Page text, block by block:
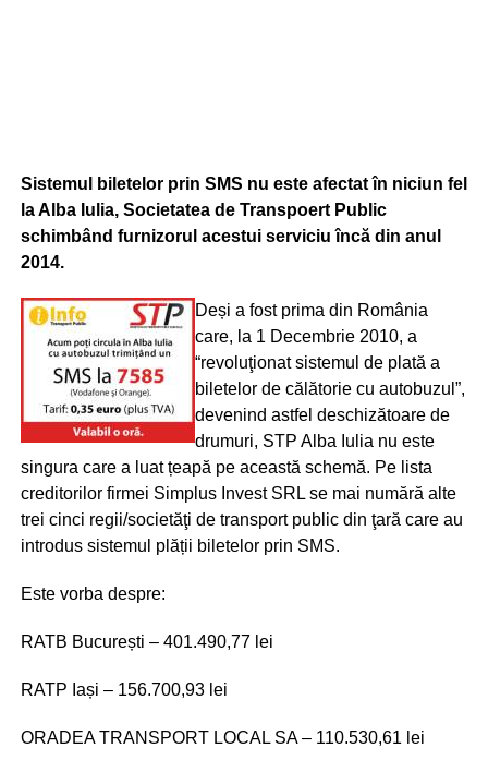
Sistemul biletelor prin SMS nu este afectat în niciun fel
la Alba Iulia, Societatea de Transpoert Public
schimbând furnizorul acestui serviciu încă din anul
2014.
Deși a fost prima din România
care, la 1 Decembrie 2010, a
“revoluţionat sistemul de plată a
biletelor de călătorie cu autobuzul”,
devenind astfel deschizătoare de
drumuri, STP Alba Iulia nu este
singura care a luat țeapă pe această schemă. Pe lista
creditorilor firmei Simplus Invest SRL se mai numără alte
trei cinci regii/societăţi de transport public din ţară care au
introdus sistemul plății biletelor prin SMS.
Este vorba despre:
RATB București – 401.490,77 lei
RATP Iași – 156.700,93 lei
ORADEA TRANSPORT LOCAL SA – 110.530,61 lei